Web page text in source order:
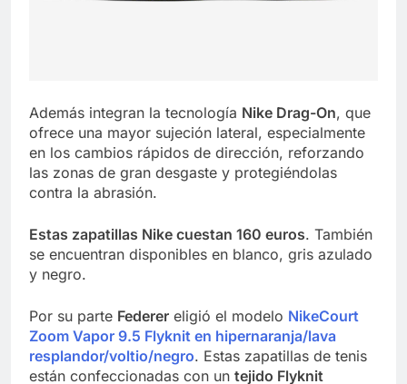
Además integran la tecnología Nike Drag-On, que
ofrece una mayor sujeción lateral, especialmente
en los cambios rápidos de dirección, reforzando
las zonas de gran desgaste y protegiéndolas
contra la abrasión.
Estas zapatillas Nike cuestan 160 euros. También
se encuentran disponibles en blanco, gris azulado
y negro.
Por su parte Federer eligió el modelo NikeCourt
Zoom Vapor 9.5 Flyknit en hipernaranja/lava
resplandor/voltio/negro. Estas zapatillas de tenis
están confeccionadas con un tejido Flyknit